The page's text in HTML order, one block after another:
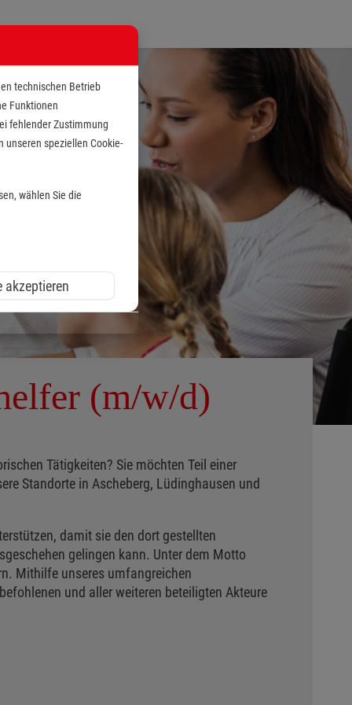
(m/w/d)
Tätigkeiten? Sie möchten Teil einer
Standorte in Ascheberg, Lüdinghausen und
damit sie den dort gestellten
gelingen kann. Unter dem Motto
Mithilfe unseres umfangreichen
und aller weiteren beteiligten Akteure
technischen Betrieb
Funktionen
fehlender Zustimmung
speziellen Cookie-
wählen Sie die
akzeptieren